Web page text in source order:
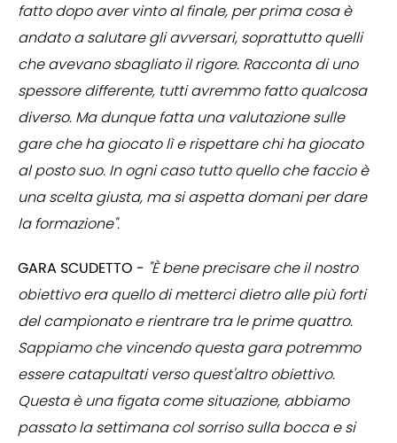
fatto dopo aver vinto al finale, per prima cosa è
andato a salutare gli avversari, soprattutto quelli
che avevano sbagliato il rigore. Racconta di uno
spessore differente, tutti avremmo fatto qualcosa
diverso. Ma dunque fatta una valutazione sulle
gare che ha giocato lì e rispettare chi ha giocato
al posto suo. In ogni caso tutto quello che faccio è
una scelta giusta, ma si aspetta domani per dare
la formazione".
GARA SCUDETTO - "È bene precisare che il nostro
obiettivo era quello di metterci dietro alle più forti
del campionato e rientrare tra le prime quattro.
Sappiamo che vincendo questa gara potremmo
essere catapultati verso quest'altro obiettivo.
Questa è una figata come situazione, abbiamo
passato la settimana col sorriso sulla bocca e si